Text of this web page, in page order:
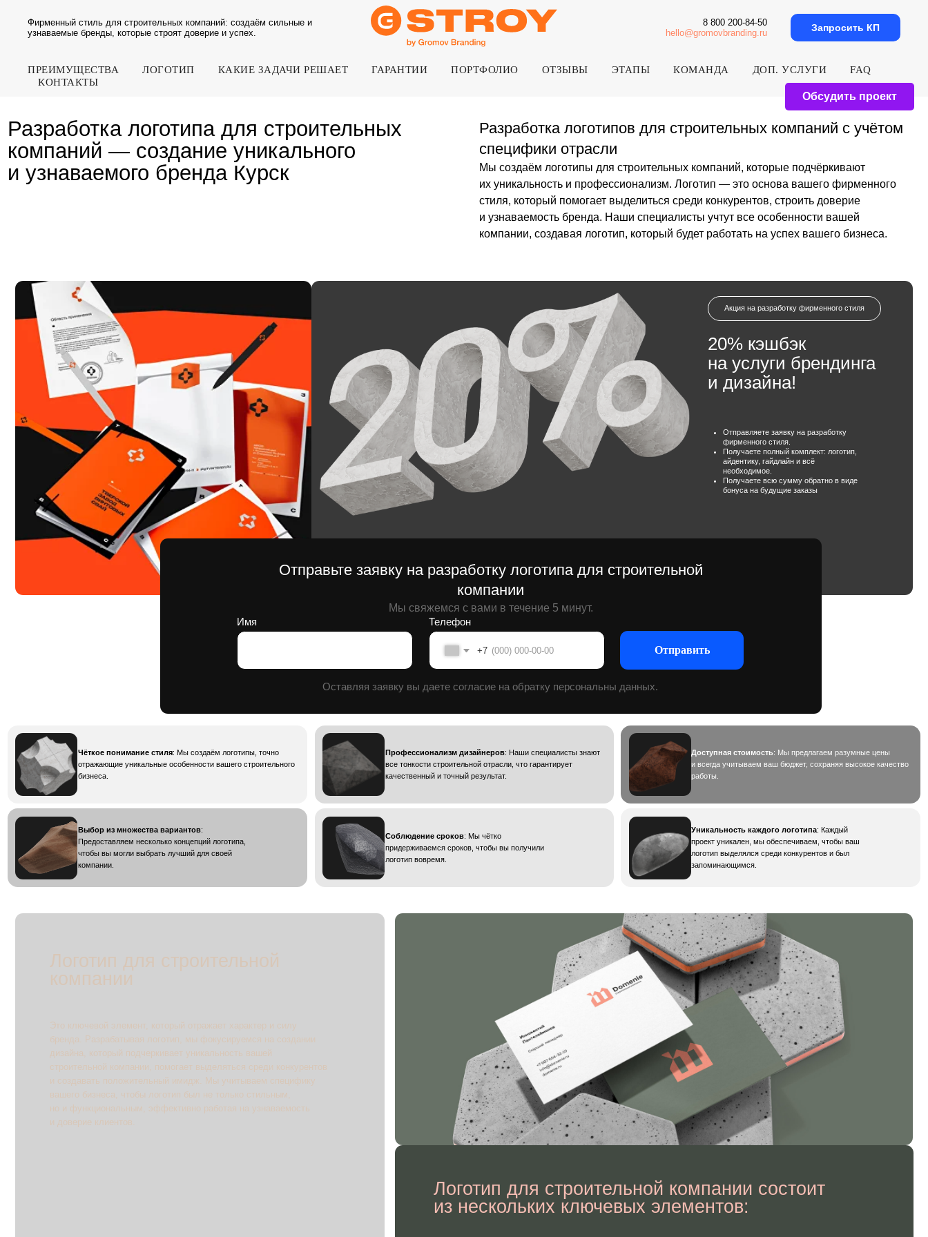
Фирменный стиль для строительных компаний: создаём сильные и
узнаваемые бренды, которые строят доверие и успех.
8 800 200-84-50
hello@gromovbranding.ru
Запросить КП
ПРЕИМУЩЕСТВА ЛОГОТИП КАКИЕ ЗАДАЧИ РЕШАЕТ ГАРАНТИИ ПОРТФОЛИО ОТЗЫВЫ ЭТАПЫ КОМАНДА ДОП. УСЛУГИ
FAQ
КОНТАКТЫ
Разработка логотипов для строительных компаний с учётом
специфики отрасли
Мы создаём логотипы для строительных компаний, которые подчёркивают
их уникальность и профессионализм. Логотип — это основа вашего фирменного
стиля, который помогает выделиться среди конкурентов, строить доверие
и узнаваемость бренда. Наши специалисты учтут все особенности вашей
компании, создавая логотип, который будет работать на успех вашего бизнеса.
Разработка логотипа для строительных
компаний — создание уникального
и узнаваемого бренда Курск
Отправьте заявку на разработку логотипа для строительной
+7 Отправить
Оставляя заявку вы даете согласие на обратку персональны данных.
Отправляете заявку на разработку
фирменного стиля.
Получаете полный комплект: логотип,
айдентику, гайдлайн и всё
необходимое.
Получаете всю сумму обратно в виде
бонуса на будущие заказы
20% кэшбэк
на услуги брендинга
и дизайна!
Уникальность каждого логотипа
проект уникален, мы обеспечиваем, чтобы ваш
логотип выделялся среди конкурентов и был
запоминающимся.
Соблюдение сроков
придерживаемся сроков, чтобы вы получили
логотип вовремя.
Выбор из множества вариантов
Предоставляем несколько концепций логотипа,
чтобы вы могли выбрать лучший для своей
компании.
Доступная стоимость: Мы предлагаем разумные цены
работы.
качественный и точный результат.
Логотип для строительной компании состоит
из нескольких ключевых элементов:
— символ, который отражает специфическую деятельность компании.
Цветовая гамма
стабильностью и профессионализмом.
— иногда добавляется короткая фраза, уточняющая суть бизнеса
Логотип для строительной
компании
Это ключевой элемент, который отражает характер и силу
строительной компании, помогает выделяться среди конкурентов
и создавать положительный имидж. Мы учитываем специфику
вашего бизнеса, чтобы логотип был не только стильным,
Обсудить проект